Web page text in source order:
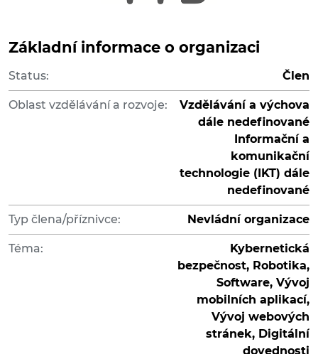
Základní informace o organizaci
Status: Člen
Oblast vzdělávání a rozvoje:
Vzdělávání a výchova
dále nedefinované
Informační a
komunikační
technologie (IKT) dále
nedefinované
Typ člena/příznivce: Nevládní organizace
Téma:
Kybernetická
bezpečnost, Robotika,
Software, Vývoj
mobilních aplikací,
Vývoj webových
stránek, Digitální
dovednosti